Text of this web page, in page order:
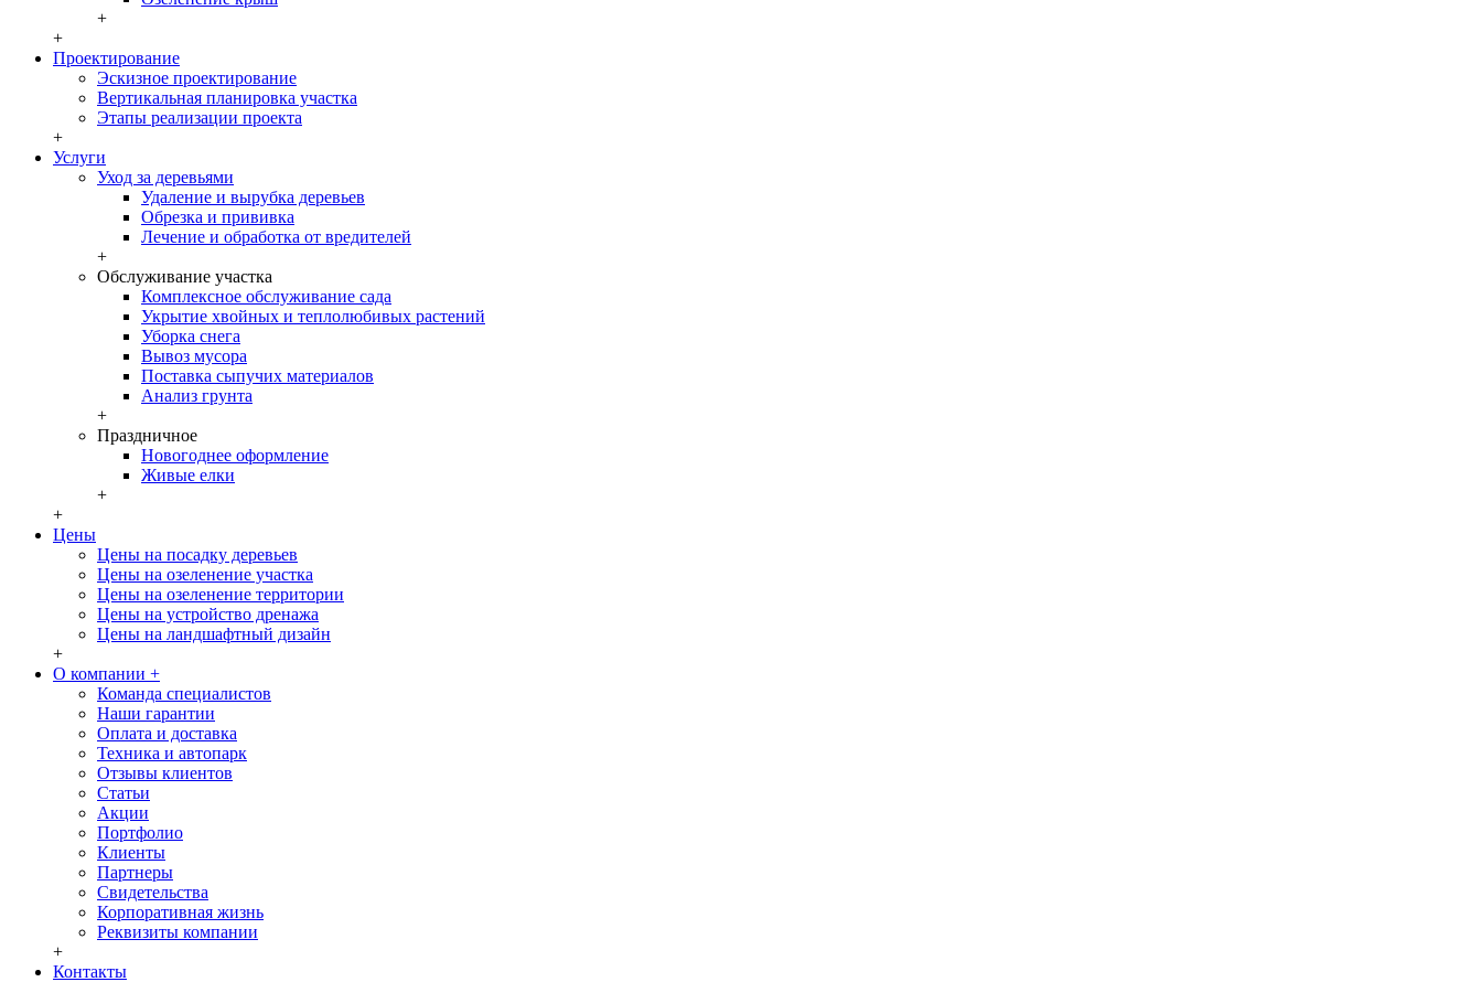
+
+
Проектирование
Эскизное проектирование
Вертикальная планировка участка
Этапы реализации проекта
+
Услуги
Уход за деревьями
Удаление и вырубка деревьев
Обрезка и прививка
Лечение и обработка от вредителей
+
Обслуживание участка
Комплексное обслуживание сада
Укрытие хвойных и теплолюбивых растений
Уборка снега
Вывоз мусора
Поставка сыпучих материалов
Анализ грунта
+
Праздничное
Новогоднее оформление
Живые елки
+
+
Цены
Цены на посадку деревьев
Цены на озеленение участка
Цены на озеленение территории
Цены на устройство дренажа
Цены на ландшафтный дизайн
+
О компании +
Команда специалистов
Наши гарантии
Оплата и доставка
Техника и автопарк
Отзывы клиентов
Статьи
Акции
Портфолио
Клиенты
Партнеры
Свидетельства
Корпоративная жизнь
Реквизиты компании
+
Контакты